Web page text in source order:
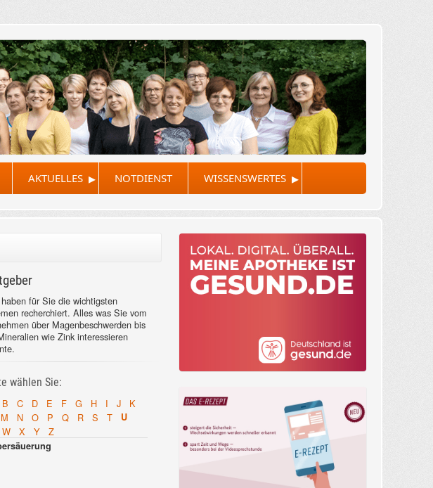
AKTUELLES ▸ NOTDIENST WISSENSWERTES ▸
für Sie die wichtigsten
recherchiert. Alles was Sie vom
über Magenbeschwerden bis
wie Zink interessieren
wählen Sie:
B C D E F G H I J
K
M N O P Q R S T U
W X Y Z